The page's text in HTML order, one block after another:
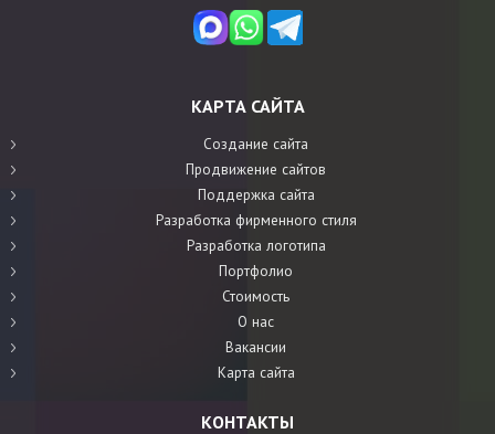
КАРТА САЙТА
Создание сайта
Продвижение сайтов
Поддержка сайта
Разработка фирменного стиля
Разработка логотипа
Портфолио
Стоимость
О нас
Вакансии
Карта сайта
КОНТАКТЫ